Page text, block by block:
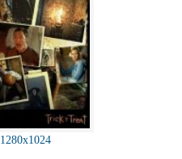
1280x1024